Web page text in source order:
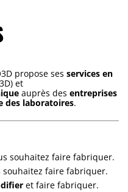
propose ses services en
et
auprès des entreprises
des laboratoires.
souhaitez faire fabriquer.
souhaitez faire fabriquer.
et faire fabriquer.